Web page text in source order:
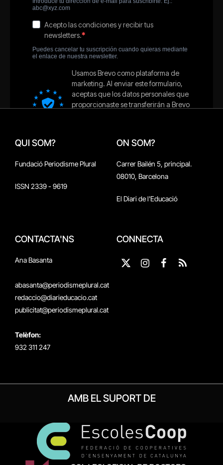
QUI SOM?
Fundació Periodisme Plural
ISSN 2339 - 9619
ON SOM?
Carrer Bailén 5, principal.
08010, Barcelona
El Diari de l'Educació
CONTACTA'NS
Ana Basanta
abasanta@periodismeplural.cat
redaccio@diarieducacio.cat
publicitat@periodismeplural.cat
Telèfon:
932 311 247
CONNECTA
X
Instagram
Facebook
RSS
AMB EL SUPORT DE